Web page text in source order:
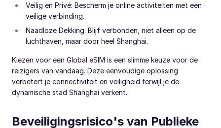
Veilig en Privé: Bescherm je online activiteiten met een
veilige verbinding.
Naadloze Dekking: Blijf verbonden, niet alleen op de
luchthaven, maar door heel Shanghai.
Kiezen voor een Global eSIM is een slimme keuze voor de
reizigers van vandaag. Deze eenvoudige oplossing
verbetert je connectiviteit en veiligheid terwijl je de
dynamische stad Shanghai verkent.
Beveiligingsrisico's van Publieke